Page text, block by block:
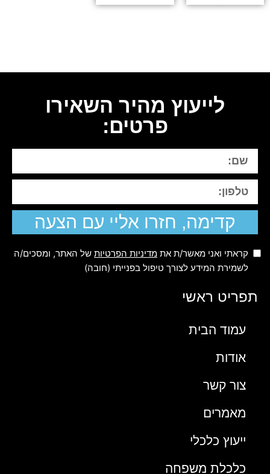
לייעוץ מהיר השאירו
פרטים:
קראתי ואני מאשר/ת את מדיניות הפרטיות של האתר, ומסכים/ה
לשמירת המידע לצורך טיפול בפנייתי (חובה)
קדימה, חזרו אליי עם הצעה
תפריט ראשי
עמוד הבית
אודות
צור קשר
מאמרים
ייעוץ כלכלי
כלכלת משפחה